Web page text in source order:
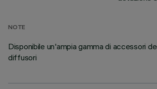
NOTE
Disponibile un'ampia gamma di accessori
diffusori